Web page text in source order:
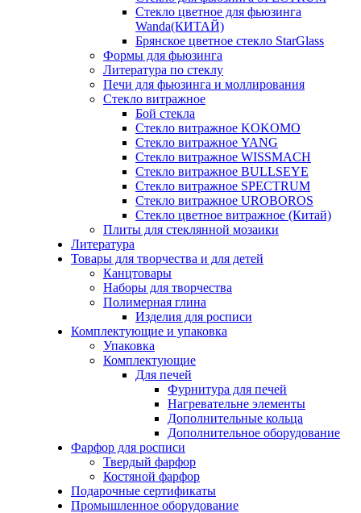
Стекло цветное для фьюзинга
Wanda(КИТАЙ)
Брянское цветное стекло StarGlass
Формы для фьюзинга
Литература по стеклу
Печи для фьюзинга и моллирования
Стекло витражное
Бой стекла
Стекло витражное KOKOMO
Стекло витражное YANG
Стекло витражное WISSMACH
Стекло витражное BULLSEYE
Стекло витражное SPECTRUM
Стекло витражное UROBOROS
Стекло цветное витражное (Китай)
Плиты для стеклянной мозаики
Литература
Товары для творчества и для детей
Канцтовары
Наборы для творчества
Полимерная глина
Изделия для росписи
Комплектующие и упаковка
Упаковка
Комплектующие
Для печей
Фурнитура для печей
Нагревательне элементы
Дополнительные кольца
Дополнительное оборудование
Фарфор для росписи
Твердый фарфор
Костяной фарфор
Подарочные сертификаты
Промышленное оборудование